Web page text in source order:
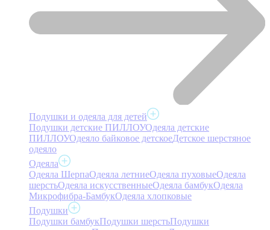
Подушки и одеяла для детей
Подушки детские ПИЛЛОУОдеяла детские
ПИЛЛОУОдеяло байковое детскоеДетское шерстяное
одеяло
Одеяла
Одеяла ШерпаОдеяла летниеОдеяла пуховыеОдеяла
шерстьОдеяла искусственныеОдеяла бамбукОдеяла
Микрофибра-БамбукОдеяла хлопковые
Подушки
Подушки бамбукПодушки шерстьПодушки